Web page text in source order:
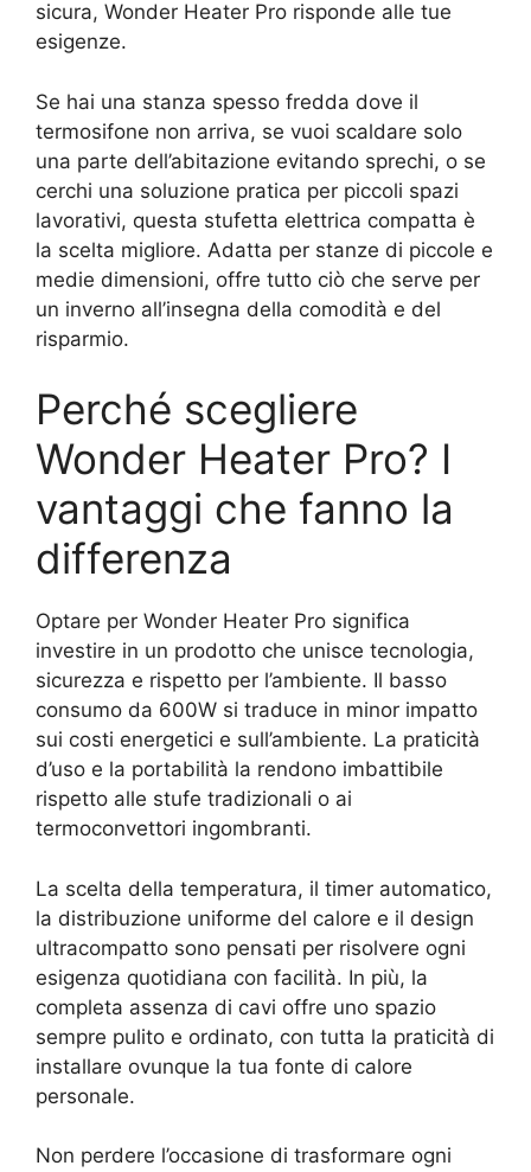
sicura, Wonder Heater Pro risponde alle tue
esigenze.
Se hai una stanza spesso fredda dove il
termosifone non arriva, se vuoi scaldare solo
una parte dell’abitazione evitando sprechi, o se
cerchi una soluzione pratica per piccoli spazi
lavorativi, questa stufetta elettrica compatta è
la scelta migliore. Adatta per stanze di piccole e
medie dimensioni, offre tutto ciò che serve per
un inverno all’insegna della comodità e del
risparmio.
Perché scegliere
Wonder Heater Pro? I
vantaggi che fanno la
differenza
Optare per Wonder Heater Pro significa
investire in un prodotto che unisce tecnologia,
sicurezza e rispetto per l’ambiente. Il basso
consumo da 600W si traduce in minor impatto
sui costi energetici e sull’ambiente. La praticità
d’uso e la portabilità la rendono imbattibile
rispetto alle stufe tradizionali o ai
termoconvettori ingombranti.
La scelta della temperatura, il timer automatico,
la distribuzione uniforme del calore e il design
ultracompatto sono pensati per risolvere ogni
esigenza quotidiana con facilità. In più, la
completa assenza di cavi offre uno spazio
sempre pulito e ordinato, con tutta la praticità di
installare ovunque la tua fonte di calore
personale.
Non perdere l’occasione di trasformare ogni